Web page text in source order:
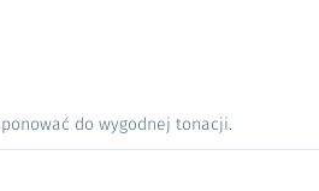
do wygodnej tonacji.